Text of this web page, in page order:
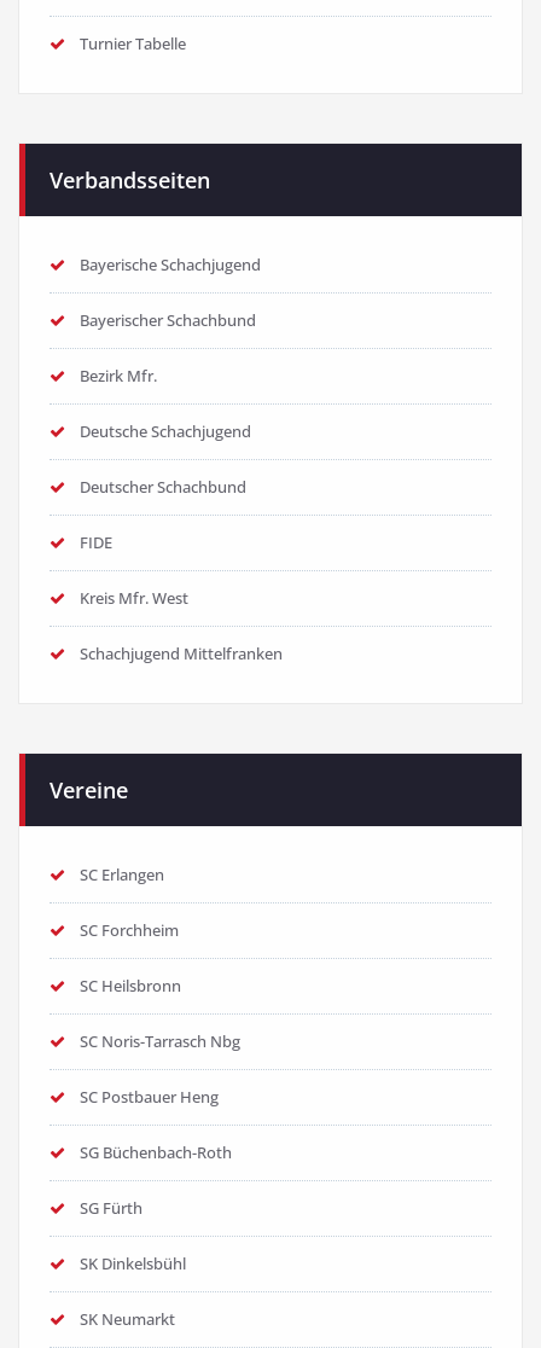
Turnier Tabelle
Verbandsseiten
Bayerische Schachjugend
Bayerischer Schachbund
Bezirk Mfr.
Deutsche Schachjugend
Deutscher Schachbund
FIDE
Kreis Mfr. West
Schachjugend Mittelfranken
Vereine
SC Erlangen
SC Forchheim
SC Heilsbronn
SC Noris-Tarrasch Nbg
SC Postbauer Heng
SG Büchenbach-Roth
SG Fürth
SK Dinkelsbühl
SK Neumarkt